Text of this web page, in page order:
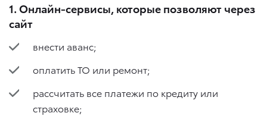
1. Онлайн-сервисы, которые позволяют через
сайт
внести аванс;
оплатить ТО или ремонт;
рассчитать все платежи по кредиту или
страховке;